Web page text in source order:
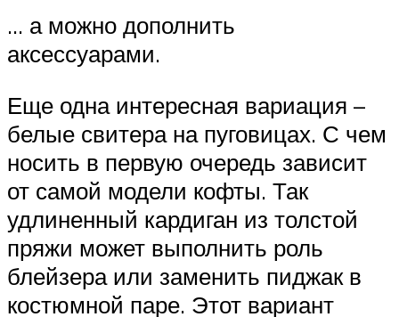
… а можно дополнить
аксессуарами.
Еще одна интересная вариация –
белые свитера на пуговицах. С чем
носить в первую очередь зависит
от самой модели кофты. Так
удлиненный кардиган из толстой
пряжи может выполнить роль
блейзера или заменить пиджак в
костюмной паре. Этот вариант